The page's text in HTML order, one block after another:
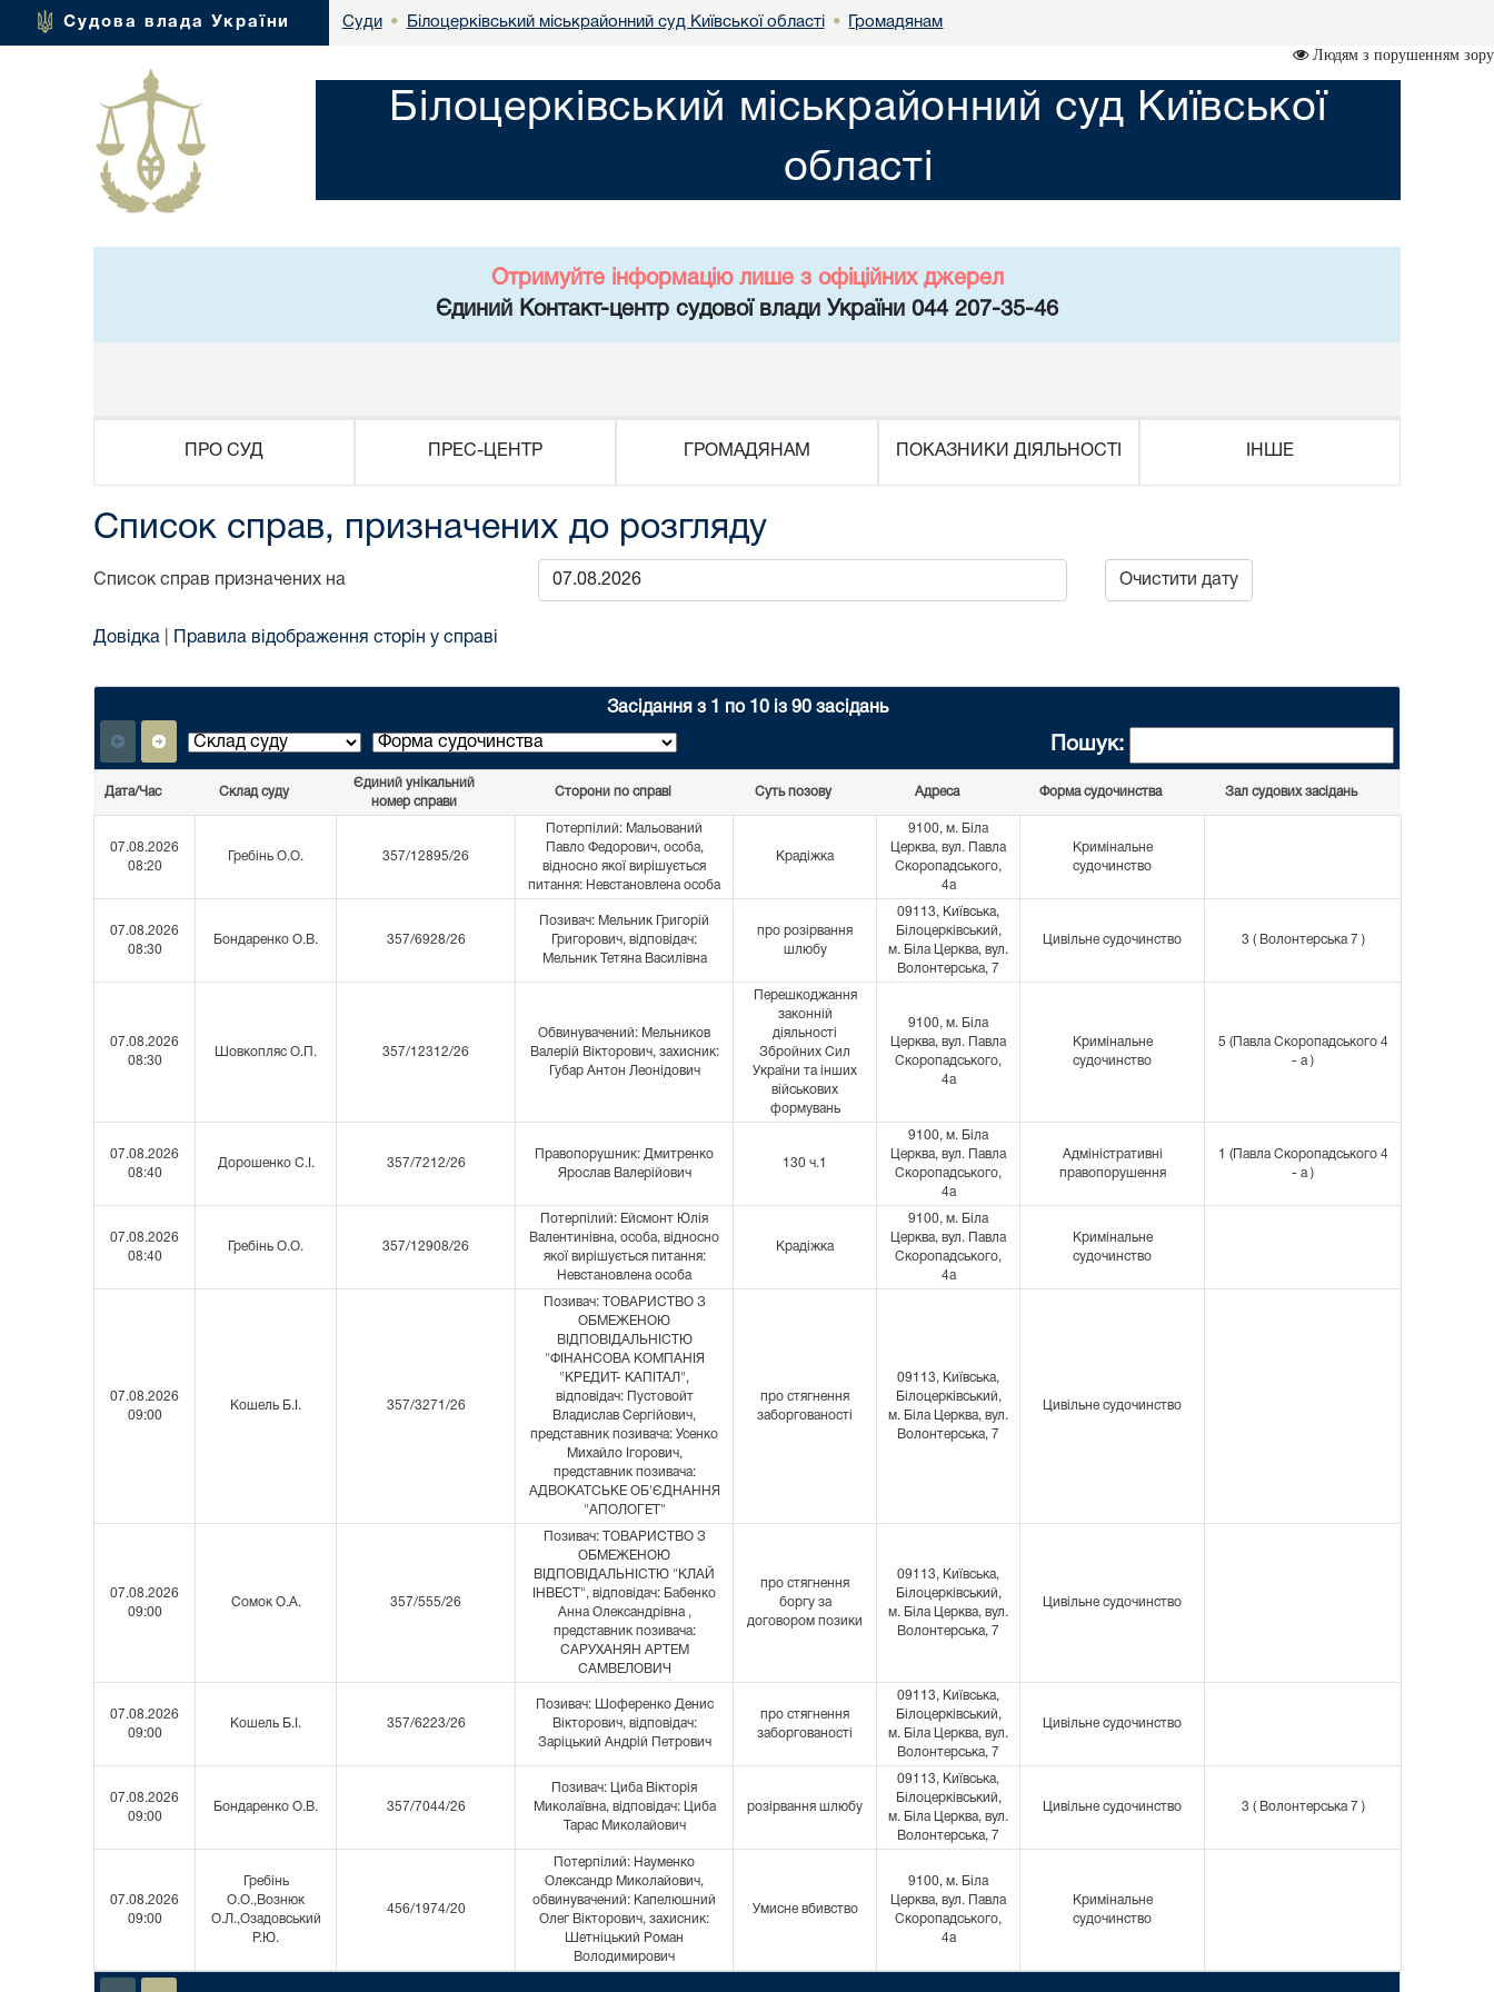
Судова влада України Суди • Білоцерківський міськрайонний суд Київської області • Громадянам
Людям з порушенням зору
Білоцерківський міськрайонний суд Київської
області
Отримуйте інформацію лише з офіційних джерел
Єдиний Контакт-центр судової влади України 044 207-35-46
ПРО СУД ПРЕС-ЦЕНТР ГРОМАДЯНАМ ПОКАЗНИКИ ДІЯЛЬНОСТІ ІНШЕ
Список справ, призначених до розгляду
Список справ призначених на Очистити дату
Довідка Правила відображення сторін у справі
Засідання з 1 по 10 із 90 засідань
Пошук:
Дата/Час Склад суду
Єдиний унікальний
номер справи
Сторони по справі Суть позову Адреса Форма судочинства Зал судових засідань
07.08.2026
08:20
Гребінь О.О. 357/12895/26
Потерпілий: Мальований
Павло Федорович, особа,
відносно якої вирішується
питання: Невстановлена особа
Крадіжка
9100, м. Біла
Церква, вул. Павла
Скоропадського,
4а
Кримінальне
судочинство
07.08.2026
08:30
Бондаренко О.В. 357/6928/26
Позивач: Мельник Григорій
Григорович, відповідач:
Мельник Тетяна Василівна
про розірвання
шлюбу
09113, Київська,
Білоцерківський,
м. Біла Церква, вул.
Волонтерська, 7
Цивільне судочинство 3 ( Волонтерська 7 )
07.08.2026
08:30
Шовкопляс О.П. 357/12312/26
Обвинувачений: Мельников
Валерій Вікторович, захисник:
Губар Антон Леонідович
Перешкоджання
законній
діяльності
Збройних Сил
України та інших
військових
формувань
9100, м. Біла
Церква, вул. Павла
Скоропадського,
4а
Кримінальне
судочинство
5 (Павла Скоропадського 4
- а )
07.08.2026
08:40
Дорошенко С.І. 357/7212/26
Правопорушник: Дмитренко
Ярослав Валерійович
130 ч.1
9100, м. Біла
Церква, вул. Павла
Скоропадського,
4а
Адміністративні
правопорушення
1 (Павла Скоропадського 4
- а )
07.08.2026
08:40
Гребінь О.О. 357/12908/26
Потерпілий: Ейсмонт Юлія
Валентинівна, особа, відносно
якої вирішується питання:
Невстановлена особа
Крадіжка
9100, м. Біла
Церква, вул. Павла
Скоропадського,
4а
Кримінальне
судочинство
07.08.2026
09:00
Кошель Б.І. 357/3271/26
Позивач: ТОВАРИСТВО З
ОБМЕЖЕНОЮ
ВІДПОВІДАЛЬНІСТЮ
"ФІНАНСОВА КОМПАНІЯ
"КРЕДИТ- КАПІТАЛ",
відповідач: Пустовойт
Владислав Сергійович,
представник позивача: Усенко
Михайло Ігорович,
представник позивача:
АДВОКАТСЬКЕ ОБ'ЄДНАННЯ
"АПОЛОГЕТ"
про стягнення
заборгованості
09113, Київська,
Білоцерківський,
м. Біла Церква, вул.
Волонтерська, 7
Цивільне судочинство
07.08.2026
09:00
Сомок О.А. 357/555/26
Позивач: ТОВАРИСТВО З
ОБМЕЖЕНОЮ
ВІДПОВІДАЛЬНІСТЮ "КЛАЙ
ІНВЕСТ", відповідач: Бабенко
Анна Олександрівна ,
представник позивача:
САРУХАНЯН АРТЕМ
САМВЕЛОВИЧ
про стягнення
боргу за
договором позики
09113, Київська,
Білоцерківський,
м. Біла Церква, вул.
Волонтерська, 7
Цивільне судочинство
07.08.2026
09:00
Кошель Б.І. 357/6223/26
Позивач: Шоференко Денис
Вікторович, відповідач:
Заріцький Андрій Петрович
про стягнення
заборгованості
09113, Київська,
Білоцерківський,
м. Біла Церква, вул.
Волонтерська, 7
Цивільне судочинство
07.08.2026
09:00
Бондаренко О.В. 357/7044/26
Позивач: Циба Вікторія
Миколаївна, відповідач: Циба
Тарас Миколайович
розірвання шлюбу
09113, Київська,
Білоцерківський,
м. Біла Церква, вул.
Волонтерська, 7
Цивільне судочинство 3 ( Волонтерська 7 )
07.08.2026
09:00
Гребінь
О.О.,Вознюк
О.Л.,Озадовський
Р.Ю.
456/1974/20
Потерпілий: Науменко
Олександр Миколайович,
обвинувачений: Капелюшний
Олег Вікторович, захисник:
Шетніцький Роман
Володимирович
Умисне вбивство
9100, м. Біла
Церква, вул. Павла
Скоропадського,
4а
Кримінальне
судочинство